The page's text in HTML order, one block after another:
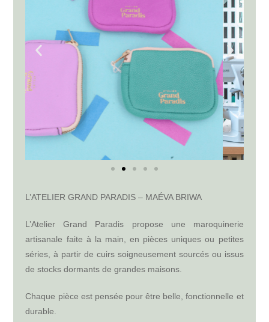
L’ATELIER GRAND PARADIS – MAÉVA BRIWA
L’Atelier Grand Paradis propose une maroquinerie
artisanale faite à la main, en pièces uniques ou petites
séries, à partir de cuirs soigneusement sourcés ou issus
de stocks dormants de grandes maisons.
Chaque pièce est pensée pour être belle, fonctionnelle et
durable.